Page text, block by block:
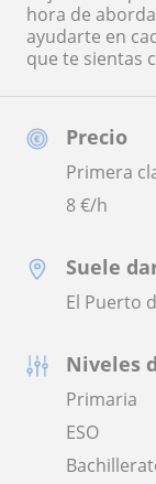
Precio
Primera
8€/h
Suele
El Puerto
Niveles
Primaria
ESO
hora de
ayudarte en
que te sientas